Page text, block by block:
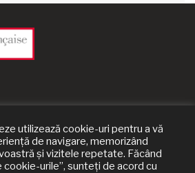
utilizează cookie-uri pentru a vă
de navigare, memorizând
și vizitele repetate. Făcând
urile”, sunteți de acord cu